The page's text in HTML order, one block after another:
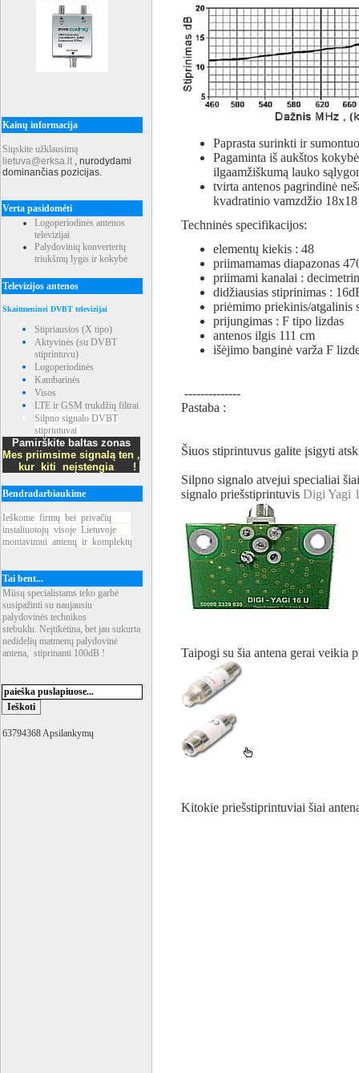
Kainų informacija
Siųskite užklausimą
lietuva@erksa.lt , nurodydami
dominančias pozicijas.
Verta pasidomėti
Logoperiodinės antenos
televizijai
Palydovinių konverterių
triukšmų lygis ir kokybė
Televizijos antenos
Skaitmeninei DVBT televizijai
Stipriausios (X tipo)
Aktyvinės (su DVBT
stiprintuvu)
Logoperiodinės
Kambarinės
Visos
LTE ir GSM trukdžių filtrai
Silpno signalo DVBT
stiprintuvai
Pamirškite baltas zonas
Mes priimsime signalą ten ,
kur kiti neįstengia !
Bendradarbiaukime
Ieškome firmų bei privačių
instaliuotojų visoje Lietuvoje
montavimui antenų ir komplektų
Tai bent...
Mūsų specialistams teko garbė
susipažinti su naujausiu
palydovinės technikos
stebuklu. Neįtikėtina, bet jau sukurta
nedidelių matmenų palydovinė
antena, stiprinanti 100dB !
63794368 Apsilankymų
Paprasta surinkti ir
Pagaminta iš aukštos
ilgaamžiškumą lauko
tvirta antenos pagrindinė
kvadratinio vamzdžio
Techninės specifikacijos:
elementų kiekis : 48
priimamamas diapazonas
priimami kanalai :
didžiausias stiprinimas :
priėmimo priekinis/atgalinis
prijungimas : F tipo lizdas
antenos ilgis 111 cm
išėjimo banginė varža F
--------------
Pastaba :
Šiuos stiprintuvus galite įsigyti
Silpno signalo atvejui specialiai
signalo priešstiprintuvis Digi Yagi
Taipogi su šia antena gerai veikia
Kitokie priešstiprintuviai šiai